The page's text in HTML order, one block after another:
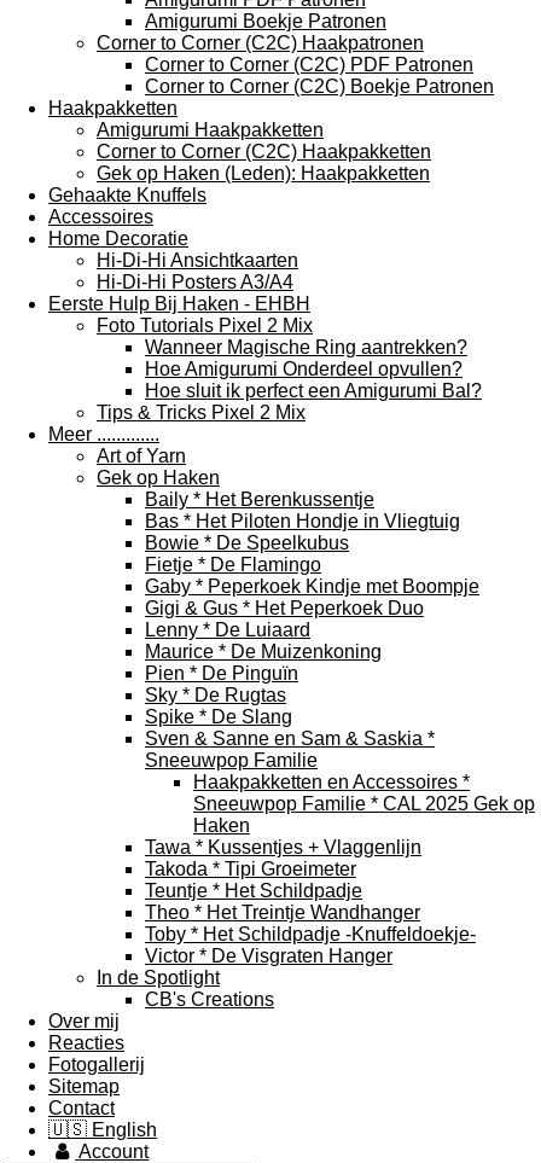
Amigurumi Boekje Patronen
Corner to Corner (C2C) Haakpatronen
Corner to Corner (C2C) PDF Patronen
Corner to Corner (C2C) Boekje Patronen
Haakpakketten
Amigurumi Haakpakketten
Corner to Corner (C2C) Haakpakketten
Gek op Haken (Leden): Haakpakketten
Gehaakte Knuffels
Accessoires
Home Decoratie
Hi-Di-Hi Ansichtkaarten
Hi-Di-Hi Posters A3/A4
Eerste Hulp Bij Haken - EHBH
Foto Tutorials Pixel 2 Mix
Wanneer Magische Ring aantrekken?
Hoe Amigurumi Onderdeel opvullen?
Hoe sluit ik perfect een Amigurumi Bal?
Tips & Tricks Pixel 2 Mix
Meer .............
Art of Yarn
Gek op Haken
Baily * Het Berenkussentje
Bas * Het Piloten Hondje in Vliegtuig
Bowie * De Speelkubus
Fietje * De Flamingo
Gaby * Peperkoek Kindje met Boompje
Gigi & Gus * Het Peperkoek Duo
Lenny * De Luiaard
Maurice * De Muizenkoning
Pien * De Pinguïn
Sky * De Rugtas
Spike * De Slang
Sven & Sanne en Sam & Saskia *
Sneeuwpop Familie
Haakpakketten en Accessoires *
Sneeuwpop Familie * CAL 2025 Gek op
Haken
Tawa * Kussentjes + Vlaggenlijn
Takoda * Tipi Groeimeter
Teuntje * Het Schildpadje
Theo * Het Treintje Wandhanger
Toby * Het Schildpadje -Knuffeldoekje-
Victor * De Visgraten Hanger
In de Spotlight
CB's Creations
Over mij
Reacties
Fotogallerij
Sitemap
Contact
🇺🇸 English
Account